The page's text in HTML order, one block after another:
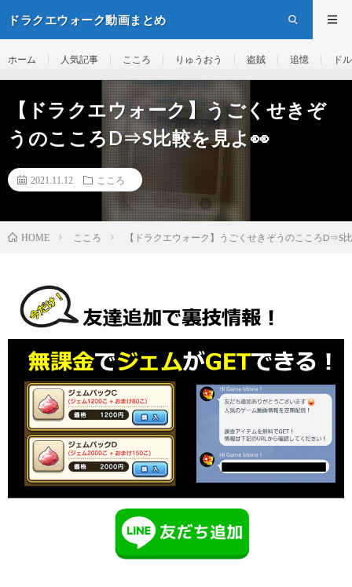
ドラクエウォーク動画まとめ
ホーム 人気記事 こころ りゅうおう 盗賊 追憶 ド
【ドラクエウォーク】うごくせきぞ
うのこころD⇒S比較を見よ👀
2021.11.12 こころ
HOME こころ 【ドラクエウォーク】うごくせきぞうのこころD⇒S